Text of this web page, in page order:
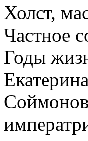
Холст,
Частное
Годы